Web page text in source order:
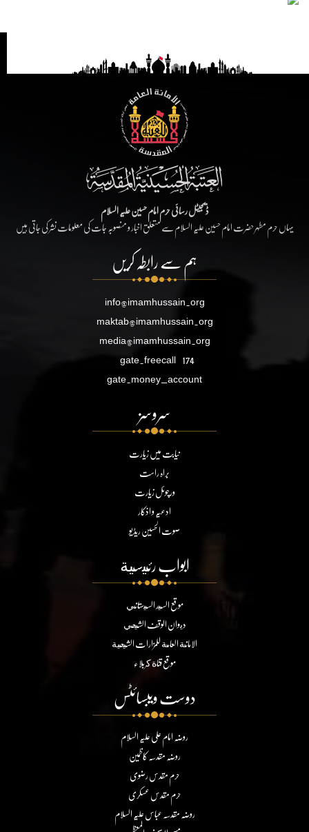
ڈیجیٹل رسائی حرم امام حسین علیہ السلام
یہاں حرم مطہر حضرت امام حسین علیہ السلام سے متعلق اخبار و منصوبہ جات کی معلومات نشر کی جاتی ہیں
ہم سے رابطہ کریں
info@imamhussain.org
maktab@imamhussain.org
media@imamhussain.org
gate.freecall 174
gate.money_account
سروسز
نیابت میں زیارت
براہ راست
ورچوئل زیارت
ادعیہ و اذکار
صوت الحسین ریڈیو
ابواب رئيسية
موقع السيد السيستاني
ديوان الوقف الشيعي
الامانة العامة للمزارات الشيعية
موقع قناة كربلاء
دوست ویبسائٹس
روضہ امام علی علیہ السلام
روضہ مقدسہ کاظمین
حرم مقدس رضوی
حرم مقدس عسکری
روضہ مقدسہ عباس علیہ السلام